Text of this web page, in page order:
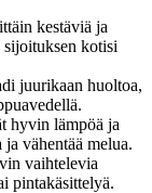
kestäviä ja
kotisi
juurikaan huoltoa,
hyvin lämpöä ja
ja vähentää melua.
vaihtelevia
pintakäsittelyä.